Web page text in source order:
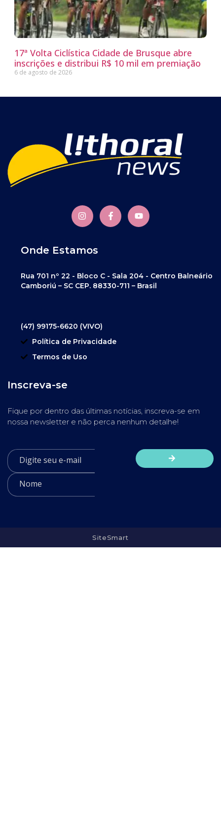
17ª Volta Ciclística Cidade de Brusque abre
inscrições e distribui R$ 10 mil em premiação
6 de agosto de 2026
Onde Estamos
Rua 701 nº 22 - Bloco C - Sala 204 - Centro Balneário
Camboriú – SC CEP. 88330-711 – Brasil
(47) 99175-6620 (VIVO)
Política de Privacidade
Termos de Uso
Inscreva-se
Fique por dentro das últimas notícias, inscreva-se em
nossa newsletter e não perca nenhum detalhe!
SiteSmart